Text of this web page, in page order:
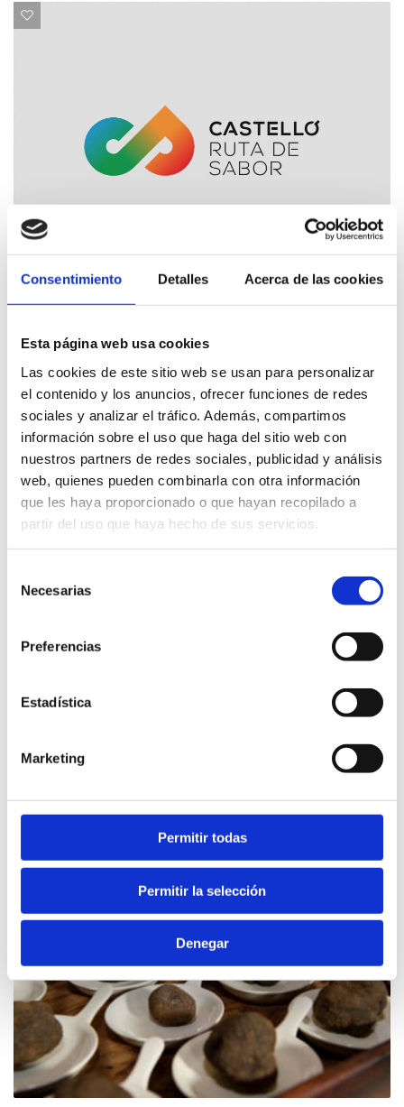
Consentimiento Detalles Acerca de las cookies
Esta página web usa cookies
Las cookies de este sitio web se usan para personalizar
el contenido y los anuncios, ofrecer funciones de redes
sociales y analizar el tráfico. Además, compartimos
información sobre el uso que haga del sitio web con
nuestros partners de redes sociales, publicidad y análisis
web, quienes pueden combinarla con otra información
que les haya proporcionado o que hayan recopilado a
partir del uso que haya hecho de sus servicios.
Necesarias
Preferencias
Estadística
Marketing
Permitir todas
Permitir la selección
Denegar
Tag und Messe der Gemeinschaft der
El Baix Maestrat
JUNE 2024